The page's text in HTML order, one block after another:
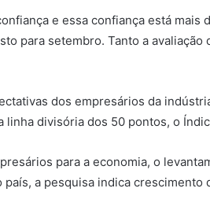
e essa confiança está
para setembro. Tanto a
dos empresários da
linha divisória dos 50 pontos, o
para a economia, o
país, a pesquisa indica